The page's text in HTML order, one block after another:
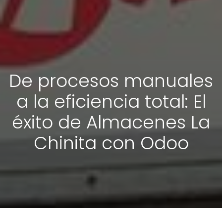
De procesos manuales
a la eficiencia total: El
éxito de Almacenes La
Chinita con Odoo